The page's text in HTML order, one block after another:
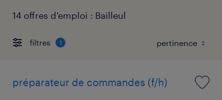
14 offres d'emploi : Bailleul
filtres 1
préparateur de commandes (f/h)